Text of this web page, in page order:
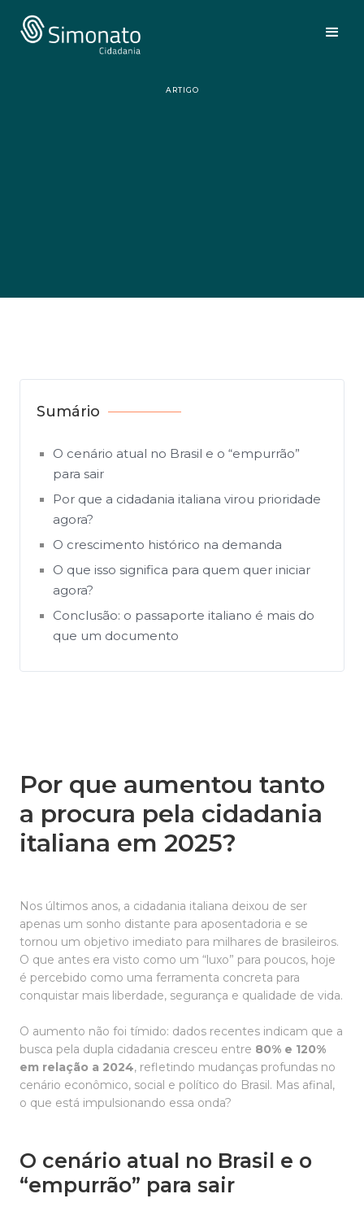
ARTIGO
Sumário
O cenário atual no Brasil e o “empurrão”
para sair
Por que a cidadania italiana virou prioridade
agora?
O crescimento histórico na demanda
O que isso significa para quem quer iniciar
agora?
Conclusão: o passaporte italiano é mais do
que um documento
Por que aumentou tanto
a procura pela cidadania
italiana em 2025?
Nos últimos anos, a cidadania italiana deixou de ser
apenas um sonho distante para aposentadoria e se
tornou um objetivo imediato para milhares de brasileiros.
O que antes era visto como um “luxo” para poucos, hoje
é percebido como uma ferramenta concreta para
conquistar mais liberdade, segurança e qualidade de vida.
O aumento não foi tímido: dados recentes indicam que a
busca pela dupla cidadania cresceu entre 80% e 120%
em relação a 2024, refletindo mudanças profundas no
cenário econômico, social e político do Brasil. Mas afinal,
o que está impulsionando essa onda?
O cenário atual no Brasil e o
“empurrão” para sair